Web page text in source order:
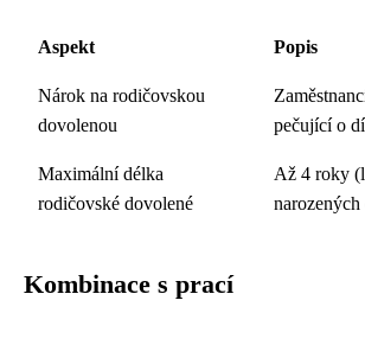
Aspekt Popis
Nárok na rodičovskou
dovolenou
pečující o
Maximální délka
rodičovské dovolené
Až 4 roky
narozených
Kombinace s prací